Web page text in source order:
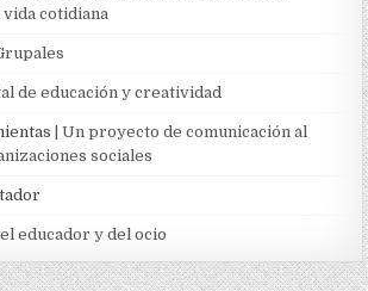
cotidiana
de educación y creatividad
| Un proyecto de comunicación al
sociales
educador y del ocio